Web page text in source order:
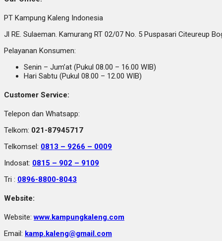
PT Kampung Kaleng Indonesia
Jl RE. Sulaeman. Kamurang RT 02/07 No. 5 Puspasari Citeureup
Pelayanan Konsumen:
Senin – Jum’at (Pukul 08.00 – 16.00 WIB)
Hari Sabtu (Pukul 08.00 – 12.00 WIB)
Customer Service:
Telepon dan Whatsapp:
Telkom: 021-87945717
Telkomsel: 0813 – 9266 – 0009
Indosat: 0815 – 902 – 9109
Tri : 0896-8800-8043
Website:
Website:www.kampungkaleng.com
Email: kamp.kaleng@gmail.com